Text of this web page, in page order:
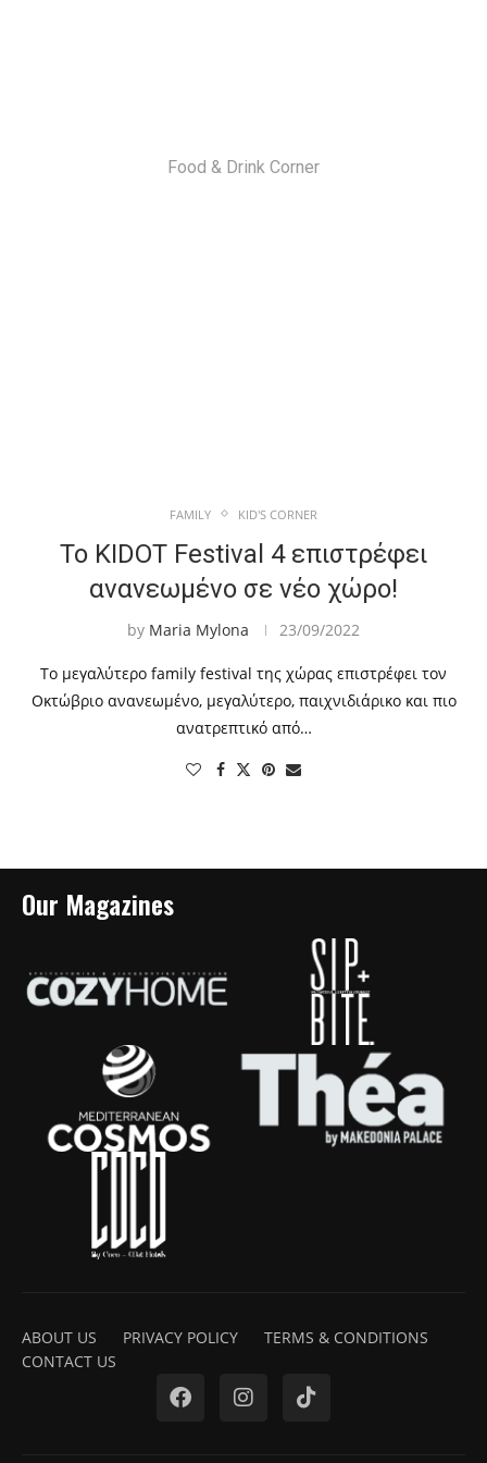
Food & Drink Corner
FAMILY KID'S CORNER
Το KIDOT Festival 4 επιστρέφει
ανανεωμένο σε νέο χώρο!
by Maria Mylona 23/09/2022
To μεγαλύτερο family festival της χώρας επιστρέφει τον
Οκτώβριο ανανεωμένο, μεγαλύτερο, παιχνιδιάρικο και πιο
ανατρεπτικό από…
Our Magazines
ABOUT US PRIVACY POLICY
TERMS & CONDITIONS
CONTACT US